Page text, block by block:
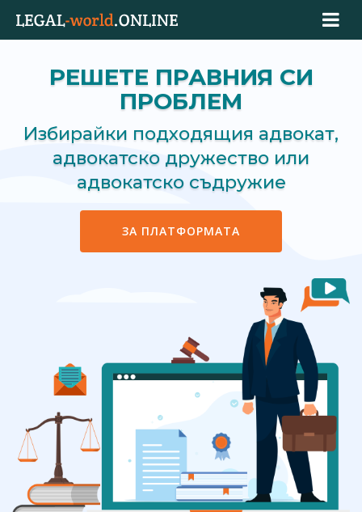
РЕШЕТЕ ПРАВНИЯ СИ
ПРОБЛЕМ
Избирайки подходящия адвокат,
адвокатско дружество или
адвокатско съдружие
ЗА ПЛАТФОРМАТА